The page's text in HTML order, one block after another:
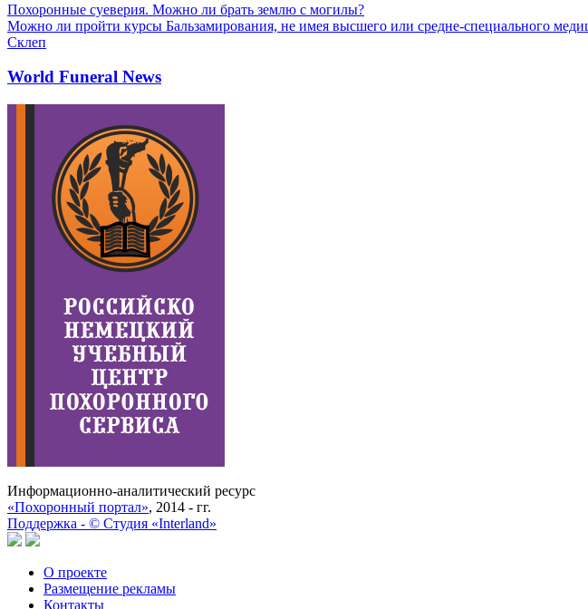
Похоронные суеверия. Можно ли брать землю с могилы?
Можно ли пройти курсы Бальзамирования, не имея высшего или средне-специального
Склеп
World Funeral News
Информационно-аналитический ресурс
«Похоронный портал», 2014 - гг.
Поддержка - © Cтудия «Interland»
О проекте
Размещение рекламы
Контакты